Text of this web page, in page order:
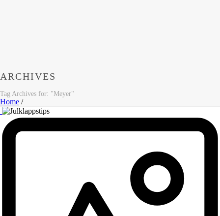
ARCHIVES
Tag Archives for: "Meyer"
Home /